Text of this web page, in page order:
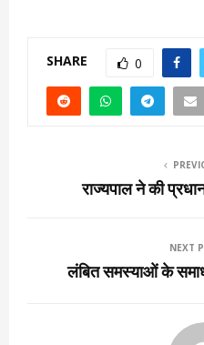
SHARE 0
राज्यपाल ने की
NEXT
लंबित समस्याओं के